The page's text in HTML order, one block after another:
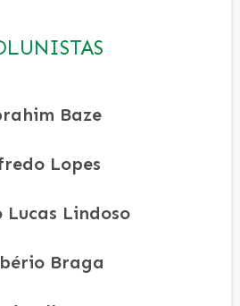
Baze
Lopes
Lucas Lindoso
Braga